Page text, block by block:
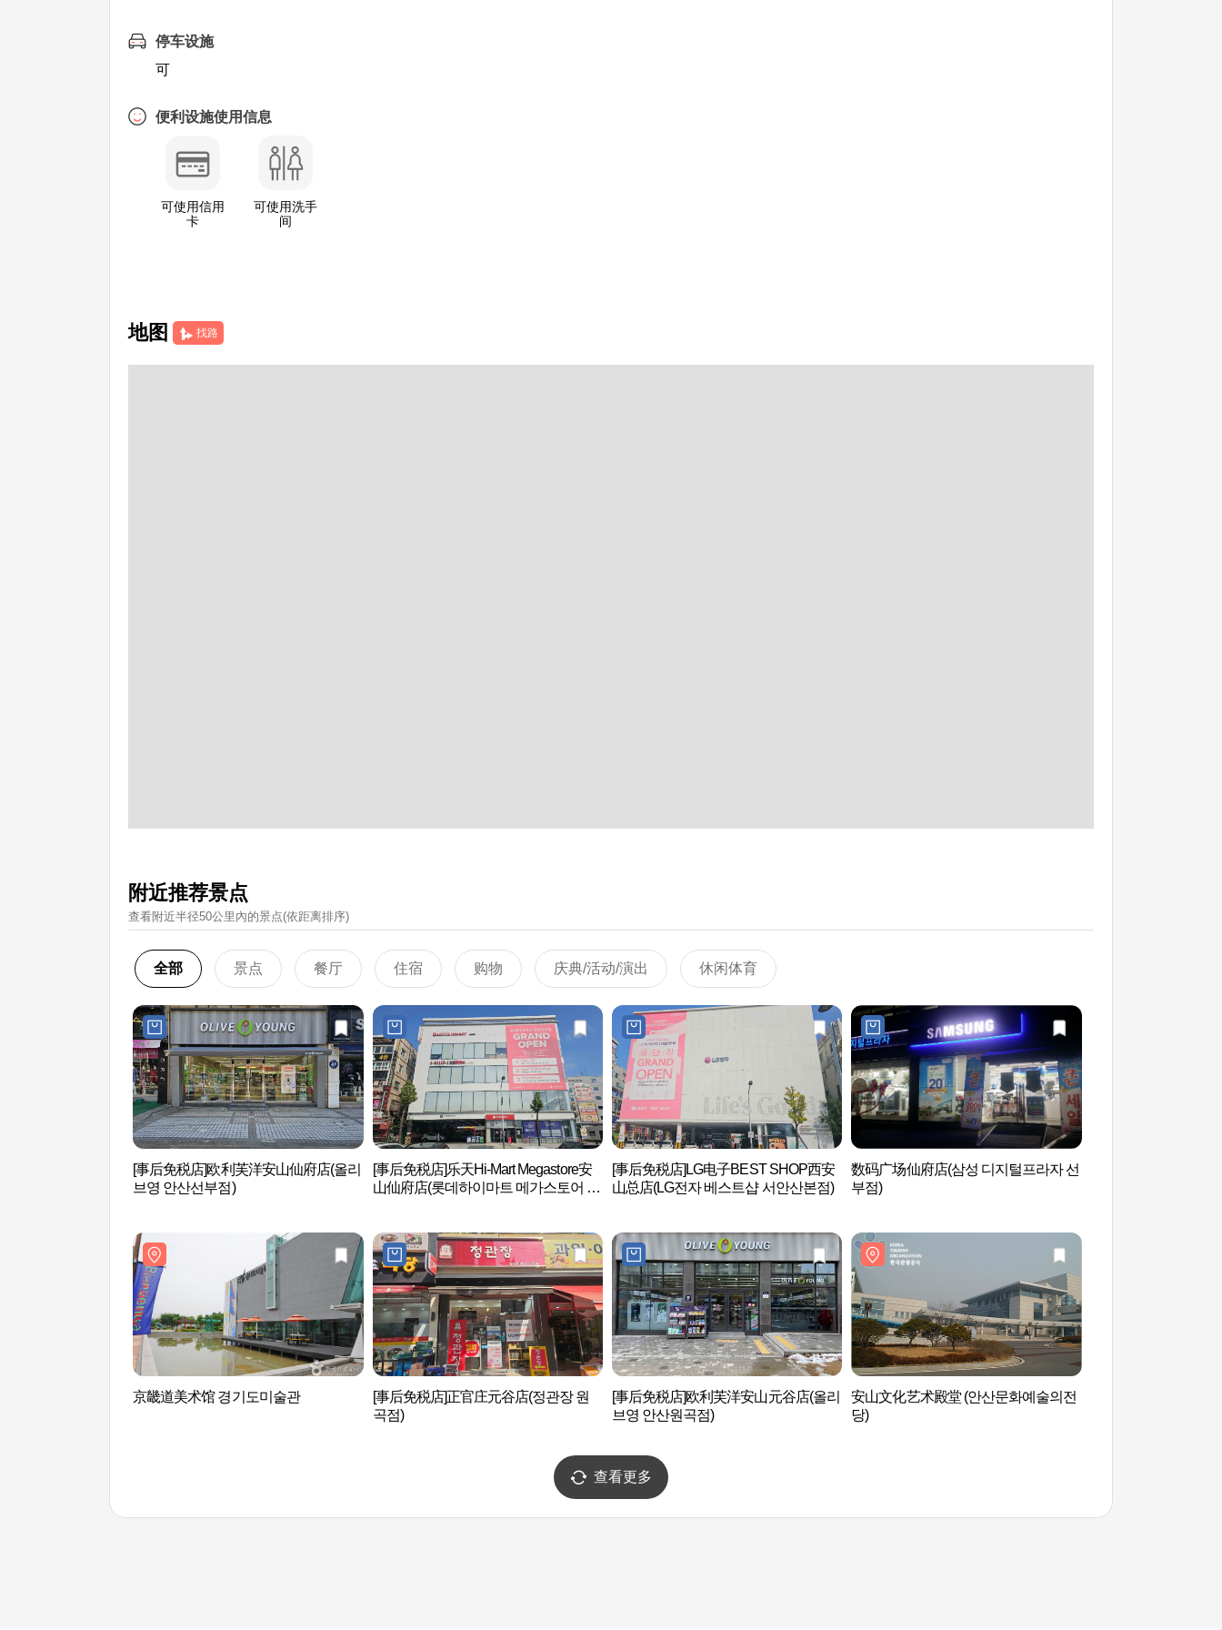
停车设施
可
便利设施使用信息
可使用信用
卡
可使用洗手
间
地图 找路
附近推荐景点
查看附近半径50公里內的景点(依距离排序)
全部 景点 餐厅 住宿 购物 庆典/活动/演出 休闲体育
[事后免税店]欧利芙洋安山仙府店(올리
브영 안산선부점)
[事后免税店]乐天Hi-Mart Megastore安
山仙府店(롯데하이마트 메가스토어 안
[事后免税店]LG电子BEST SHOP西安
山总店(LG전자 베스트샵 서안산본점)
数码广场仙府店(삼성 디지털프라자 선
부점)
京畿道美术馆 경기도미술관
[事后免税店]正官庄元谷店(정관장 원
곡점)
[事后免税店]欧利芙洋安山元谷店(올리
브영 안산원곡점)
安山文化艺术殿堂 (안산문화예술의전
당)
查看更多